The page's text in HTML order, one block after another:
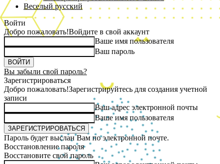
Веселый русский
Войти
Добро пожаловать!Войдите в свой аккаунт
Ваше имя пользователя
Ваш пароль
Вы забыли свой пароль?
Зарегистрироваться
Добро пожаловать!Зарегистрируйтесь для создания учетной
записи
Ваш адрес электронной почты
Ваше имя пользователя
Пароль будет выслан Вам по электронной почте.
Восстановление пароля
Восстановите свой пароль